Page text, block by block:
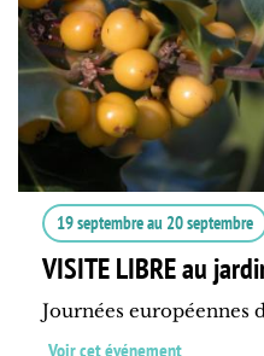
19 septembreau 20 septembre
VISITE LIBRE au
Journées européennes
Voir cet événement